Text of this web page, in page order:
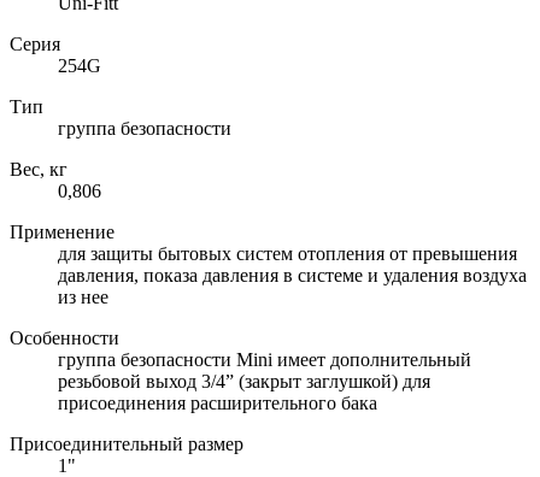
Серия
254G
Тип
группа безопасности
Вес, кг
0,806
Применение
для защиты бытовых систем отопления от превышения
давления, показа давления в системе и удаления воздуха
из нее
Особенности
группа безопасности Mini имеет дополнительный
резьбовой выход 3/4” (закрыт заглушкой) для
присоединения расширительного бака
Присоединительный размер
1"